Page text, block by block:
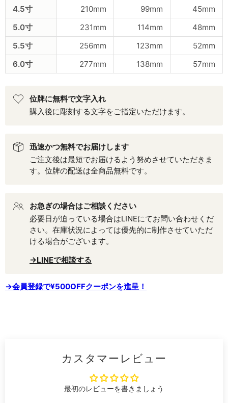
4.5寸
210mm 99mm
45mm
5.0寸
231mm 114mm
48mm
5.5寸
256mm 123mm
52mm
6.0寸
277mm 138mm 57mm
位牌に無料で文字入れ
購入後に彫刻する文字をご指定いただけます。
迅速かつ無料でお届けします
ご注文後は最短でお届けるよう努めさせていただきま
す。位牌の配送は全商品無料です。
お急ぎの場合はご相談ください
必要日が迫っている場合はLINEにてお問い合わせくだ
さい。在庫状況によっては優先的に制作させていただ
ける場合がございます。
→LINEで相談する
→会員登録で¥500OFFクーポンを進呈！
カスタマーレビュー
最初のレビューを書きましょう